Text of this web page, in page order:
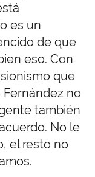
es un
de que
eso. Con
que
no
también
No le
el resto no